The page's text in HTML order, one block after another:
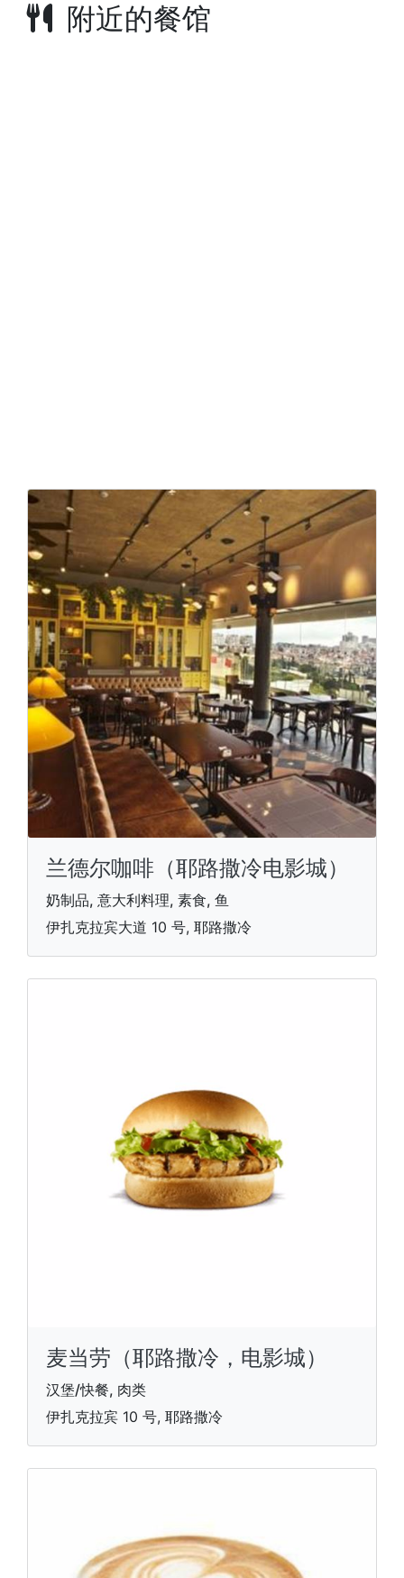
附近的餐馆
兰德尔咖啡（耶路撒冷电影城）
奶制品, 意大利料理, 素食, 鱼
伊扎克拉宾大道 10 号, 耶路撒冷
麦当劳（耶路撒冷，电影城）
汉堡/快餐, 肉类
伊扎克拉宾 10 号, 耶路撒冷